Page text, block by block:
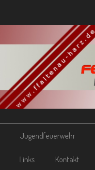
Jugendfeuerwehr
Links Kontakt